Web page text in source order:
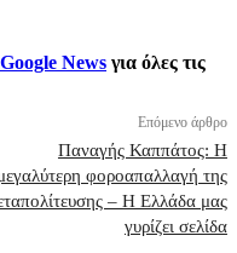
News για όλες τις
Επόμενο άρθρο
Παναγής Καππάτος: Η
φοροαπαλλαγή της
– Η Ελλάδα μας
γυρίζει σελίδα